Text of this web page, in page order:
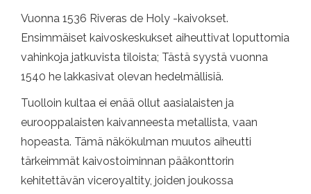
Vuonna 1536 Riveras de Holy -kaivokset.
Ensimmäiset kaivoskeskukset aiheuttivat loputtomia
vahinkoja jatkuvista tiloista; Tästä syystä vuonna
1540 he lakkasivat olevan hedelmällisiä.
Tuolloin kultaa ei enää ollut aasialaisten ja
eurooppalaisten kaivanneesta metallista, vaan
hopeasta. Tämä näkökulman muutos aiheutti
tärkeimmät kaivostoiminnan pääkonttorin
kehitettävän viceroyaltity, joiden joukossa